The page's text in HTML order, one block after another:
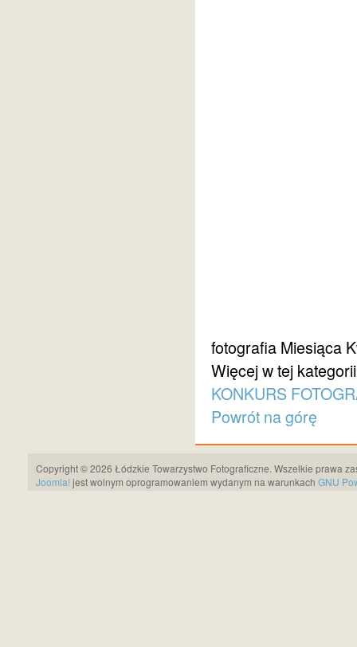
fotografia Miesiąca
Więcej w tej
KONKURS
Powrót na górę
Copyright © 2026 Łódzkie Towarzystwo Fotograficzne. Wszelkie prawa
Joomla! jest wolnym oprogramowaniem wydanym na warunkach GNU